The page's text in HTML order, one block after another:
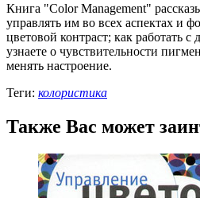
Книга "Color Management"
управлять им во всех аспектах и
цветовой контраст; как
узнаете о чувствительности
менять настроение.
Теги: колористика
Также Вас может